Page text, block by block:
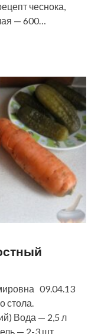
чеснока,
— 600…
09.04.13
стола.
Вода — 2,5 л
— 2-3 шт.